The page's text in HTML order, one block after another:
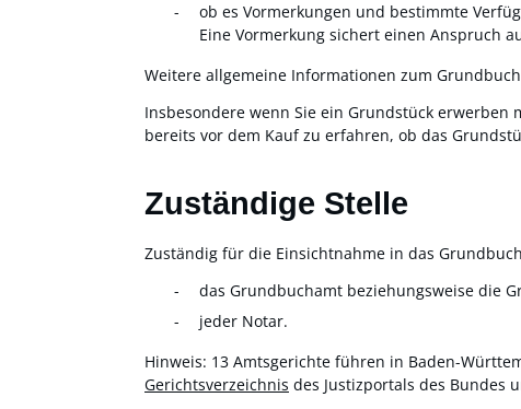
ob es Vormerkungen und bestimmte
Eine Vormerkung sichert einen Anspruch
Weitere allgemeine Informationen zum
Insbesondere wenn Sie ein Grundstück
bereits vor dem Kauf zu erfahren, ob das
Zuständige Stelle
Zuständig für die Einsichtnahme in das
das Grundbuchamt beziehungsweise die
jeder Notar.
Hinweis: 13 Amtsgerichte führen in Baden-
Gerichtsverzeichnis des Justizportals des Bundes